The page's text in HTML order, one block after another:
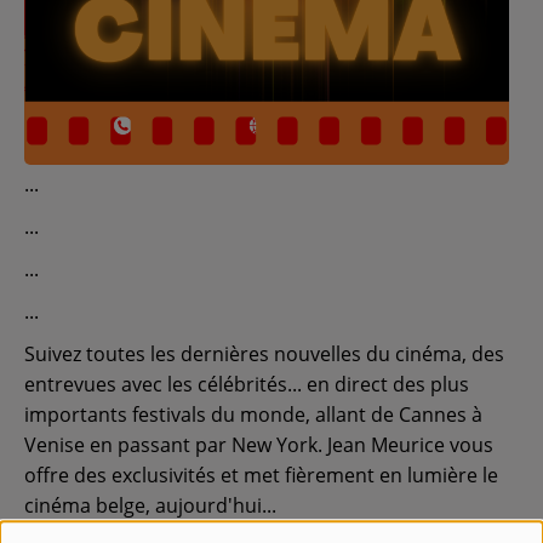
Contact
Régie Publicitaire
Recherche d'un titre
SE CONNECTER
Suivez toutes les dernières nouvelles du cinéma, des
entrevues avec les célébrités... en direct des plus
importants festivals du monde, allant de Cannes à
Venise en passant par New York. Jean Meurice vous
offre des exclusivités et met fièrement en lumière le
cinéma belge, aujourd'hui